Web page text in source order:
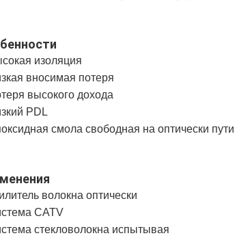
изоляция
вносимая потеря
высокого дохода
PDL
смола свободная на оптически пути
волокна оптически
CATV
стекловолокна испытывая